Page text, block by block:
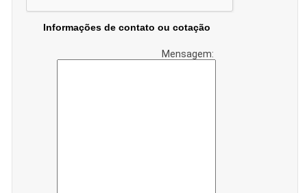
Informações de contato ou cotação
Mensagem: